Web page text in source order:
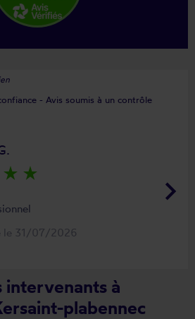
- Avis soumis à un contrôle
keyboard_arrow_right
star_rate star_rate
le 31/07/2026
intervenants à
plabennec